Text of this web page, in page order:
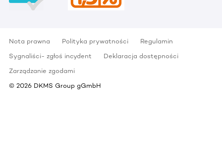
Nota prawna Polityka prywatności
Regulamin
Sygnaliści- zgłoś incydent
Deklaracja dostępności
Zarządzanie zgodami
© 2026 DKMS Group gGmbH